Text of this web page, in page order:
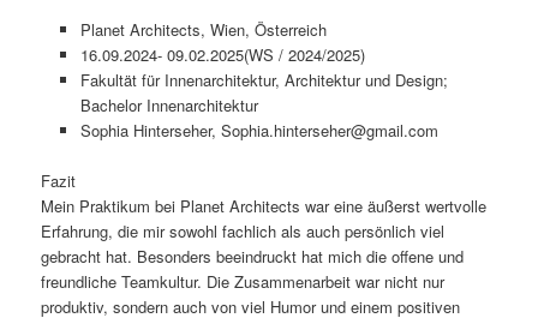
Planet Architects, Wien, Österreich
16.09.2024- 09.02.2025(WS / 2024/2025)
Fakultät für Innenarchitektur, Architektur und Design;
Bachelor Innenarchitektur
Sophia Hinterseher, Sophia.hinterseher@gmail.com
Fazit
Mein Praktikum bei Planet Architects war eine äußerst wertvolle
Erfahrung, die mir sowohl fachlich als auch persönlich viel
gebracht hat. Besonders beeindruckt hat mich die offene und
freundliche Teamkultur. Die Zusammenarbeit war nicht nur
produktiv, sondern auch von viel Humor und einem positiven